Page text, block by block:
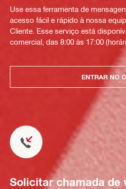
Use essa ferramenta de
acesso fácil e rápido à nossa
Cliente. Esse serviço está
comercial, das 8:00 às 17:00
ENTRAR NO
Solicitar chamada de